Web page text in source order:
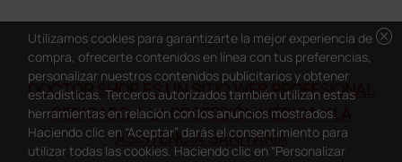
DOCTOR SHOP ES UN SITIO WEB PROFESIONAL
DEDICADO A LA PROFESIÓN MÉDICA Y LA
ASISTENCIA SANITARIA
cancel
Utilizamos cookies para garantizarte la mejor experiencia de
compra, ofrecerte contenidos en línea con tus preferencias,
personalizar nuestros contenidos publicitarios y obtener
estadísticas. Terceros autorizados también utilizan estas
herramientas en relación con los anuncios mostrados.
Haciendo clic en “Aceptar” darás el consentimiento para
utilizar todas las cookies. Haciendo clic en “Personalizar